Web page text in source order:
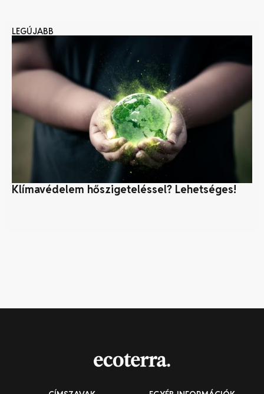
LEGÚJABB
Klímavédelem hőszigeteléssel? Lehetséges!